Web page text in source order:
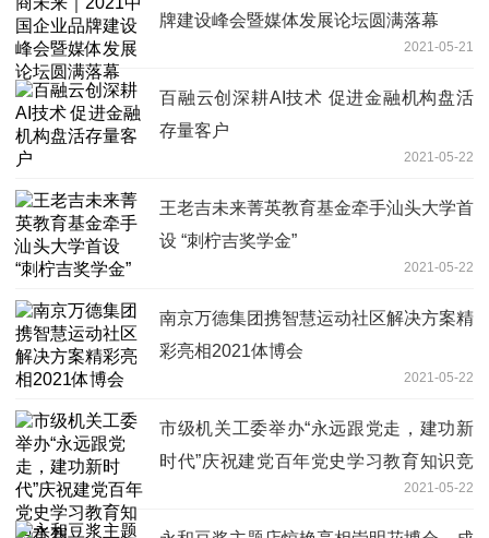
牌建设峰会暨媒体发展论坛圆满落幕
2021-05-21
百融云创深耕AI技术 促进金融机构盘活
存量客户
2021-05-22
王老吉未来菁英教育基金牵手汕头大学首
设 “刺柠吉奖学金”
2021-05-22
南京万德集团携智慧运动社区解决方案精
彩亮相2021体博会
2021-05-22
市级机关工委举办“永远跟党走，建功新
时代”庆祝建党百年党史学习教育知识竞
2021-05-22